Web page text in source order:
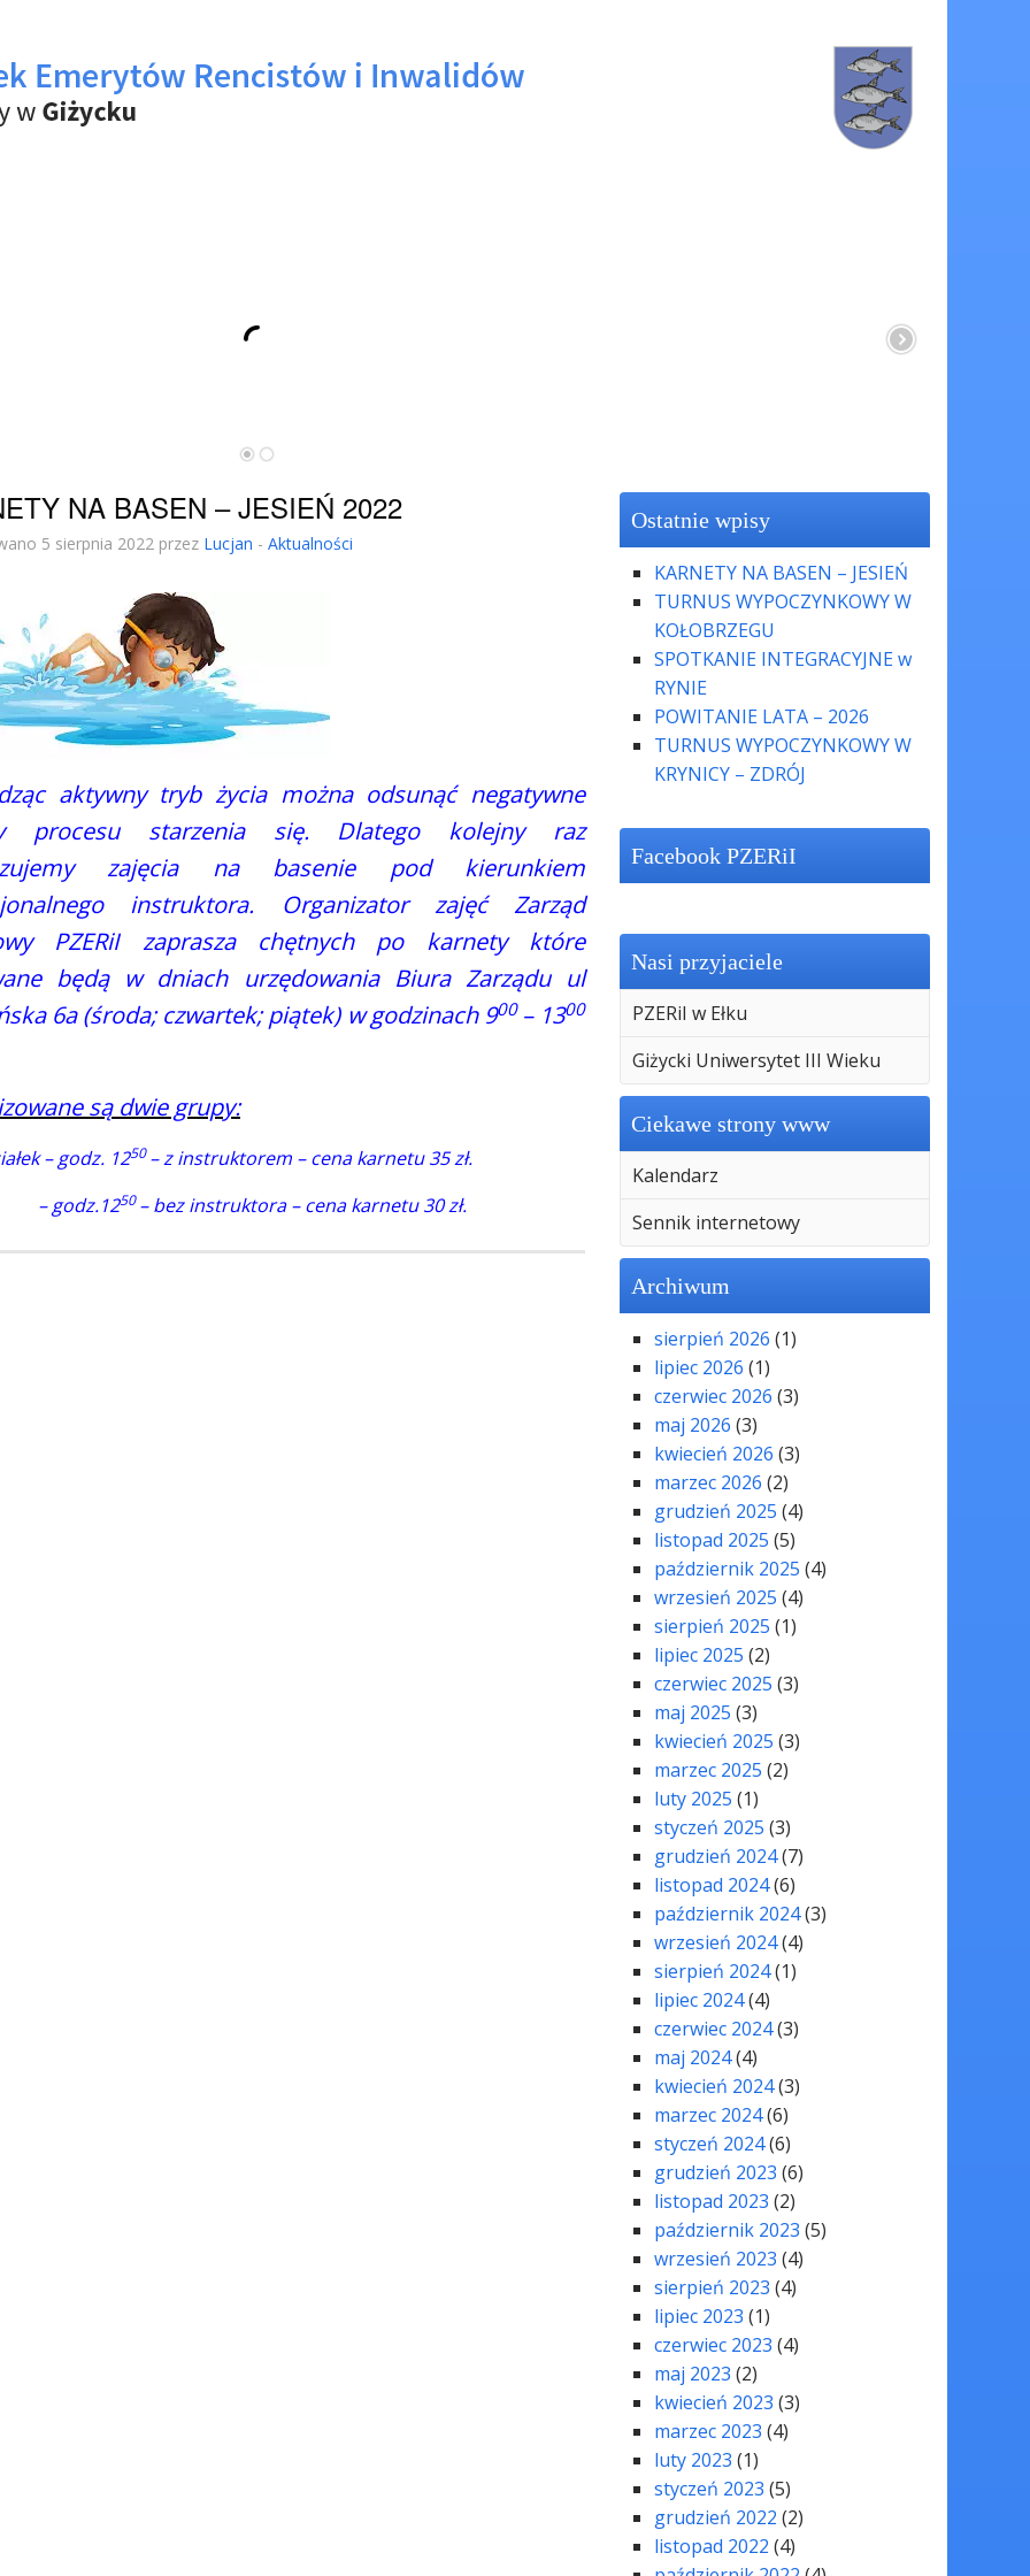
NA BASEN – JESIEŃ 2022
5 sierpnia 2022 przez Lucjan - Aktualności
aktywny tryb życia można odsunąć negatywne
procesu starzenia się. Dlatego kolejny raz
zajęcia na basenie pod kierunkiem
instruktora. Organizator zajęć Zarząd
PZERiI zaprasza chętnych po karnety które
będą w dniach urzędowania Biura Zarządu ul
6a (środa; czwartek; piątek) w godzinach 900 – 1300
są dwie grupy:
– godz. 1250– z instruktorem – cena karnetu 35 zł.
– godz.1250– bez instruktora – cena karnetu 30 zł.
Ostatnie wpisy
KARNETY NA BASEN – JESIEŃ
TURNUS WYPOCZYNKOWY W
KOŁOBRZEGU
SPOTKANIE INTEGRACYJNE w
RYNIE
POWITANIE LATA – 2026
TURNUS WYPOCZYNKOWY W
KRYNICY – ZDRÓJ
Facebook PZERiI
Nasi przyjaciele
PZERiI w Ełku
Giżycki Uniwersytet III Wieku
Ciekawe strony www
Kalendarz
Sennik internetowy
Archiwum
sierpień 2026 (1)
lipiec 2026 (1)
czerwiec 2026 (3)
maj 2026 (3)
kwiecień 2026 (3)
marzec 2026 (2)
grudzień 2025 (4)
listopad 2025 (5)
październik 2025 (4)
wrzesień 2025 (4)
sierpień 2025 (1)
lipiec 2025 (2)
czerwiec 2025 (3)
maj 2025 (3)
kwiecień 2025 (3)
marzec 2025 (2)
luty 2025 (1)
styczeń 2025 (3)
grudzień 2024(7)
listopad 2024(6)
październik 2024(3)
wrzesień 2024(4)
sierpień 2024(1)
lipiec 2024(4)
czerwiec 2024(3)
maj 2024(4)
kwiecień 2024(3)
marzec 2024(6)
styczeń 2024(6)
grudzień 2023 (6)
listopad 2023 (2)
październik 2023 (5)
wrzesień 2023 (4)
sierpień 2023 (4)
lipiec 2023 (1)
czerwiec 2023 (4)
maj 2023 (2)
kwiecień 2023 (3)
marzec 2023 (4)
luty 2023 (1)
styczeń 2023 (5)
grudzień 2022 (2)
listopad 2022 (4)